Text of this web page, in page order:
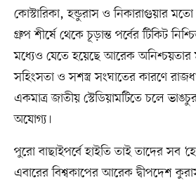
কোস্টারিকা, হন্ডুরাস ও নিকারাগুয়ার
গ্রুপ শীর্ষে থেকে চূড়ান্ত পর্বের টিকিট
মধ্যেও যেতে হয়েছে আরেক অনিশ্চয়তার
সহিংসতা ও সশস্ত্র সংঘাতের কারণে
একমাত্র জাতীয় স্টেডিয়ামটিতে চলে
অযোগ্য।
পুরো বাছাইপর্বে হাইতি তাই তাদের সব
এবারের বিশ্বকাপের আরেক দ্বীপদেশ